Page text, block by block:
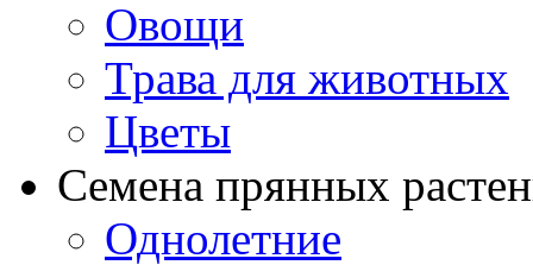
Овощи
Трава для животных
Цветы
Семена прянных
Однолетние